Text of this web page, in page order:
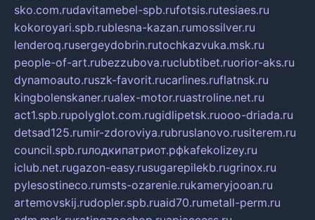
sko.com.rudavitamebel-spb.rufotsis.rutesiaes.ru
kokoroyari.spb.rublesna-kazan.rumossilver.ru
lenderoq.rusergeydobrin.rutochkazvuka.msk.ru
people-of-art.rubezzubova.ruclubtibet.ruorior-aks.ru
dynamoauto.ruszk-favorit.rucarlines.ruflatnsk.ru
kingbolenskaner.rualex-motor.ruastroline.net.ru
act1.spb.rupolyglot.com.rugidlipetsk.ruooo-driada.ru
detsad125.rumir-zdoroviya.rubruslanovo.rusiterem.ru
council.spb.ruлодкипатриот.рфkafekolizey.ru
iclub.net.rugazon-easy.rusugarepilekb.rugrinox.ru
pylesostineco.rumsts-ozarenie.rukameryjooan.ru
artemovskij.rudopler.spb.ruaid70.rumetall-perm.ru